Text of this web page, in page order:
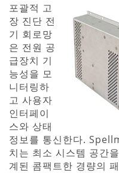
포괄적 고
장 진단 전
기 회로망
은 전원 공
급장치 기
능성을 모
니터링하
고 사용자
인터페이
스와 상태
정보를 통신한다.
치는 최소 시스템 공간
계된 콤팩트한 경량의